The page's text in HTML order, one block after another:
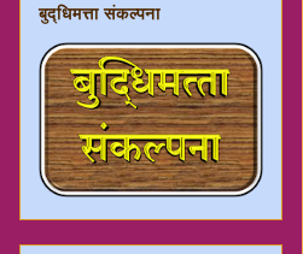
बुद्धिमत्ता संकल्पना